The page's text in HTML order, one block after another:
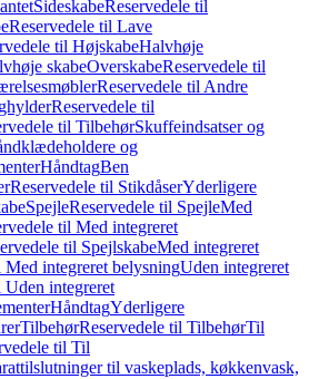
SideskabeReservedele til
Reservedele til Lave
til HøjskabeHalvhøje
skabeOverskabeReservedele til
Reservedele til Andre
Reservedele til
til TilbehørSkuffeindsatser og
og
HåndtagBen
Reservedele til StikdåserYderligere
SpejleReservedele til SpejleMed
til Med integreret
til SpejlskabeMed integreret
Med integreret belysningUden integreret
Uden integreret
HåndtagYderligere
TilbehørReservedele til TilbehørTil
til Til
til vaskeplads, køkkenvask,